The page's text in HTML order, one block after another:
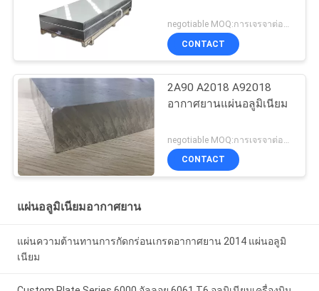
CONTACT
2A90 A2018 A92018
อากาศยานแผ่นอลูมิเนียม
CONTACT
แผ่นอลูมิเนียมอากาศยาน
แผ่นความต้านทานการกัดกร่อนเกรดอากาศยาน 2014 แผ่นอลูมิ
เนียม